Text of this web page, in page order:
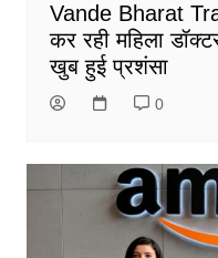
Vande Bharat
कर रही महिला
खुब हुई प्रशंसा
0